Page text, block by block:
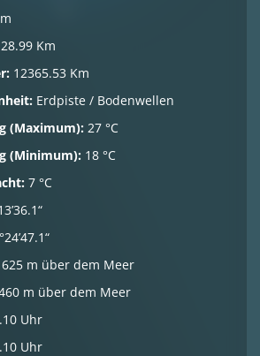
28.99 Km
12365.53 Km
Erdpiste / Bodenwellen
(Maximum): 27 °C
(Minimum): 18 °C
7 °C
625 m über dem Meer
m über dem Meer
Uhr
Uhr